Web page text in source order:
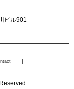
ビル901